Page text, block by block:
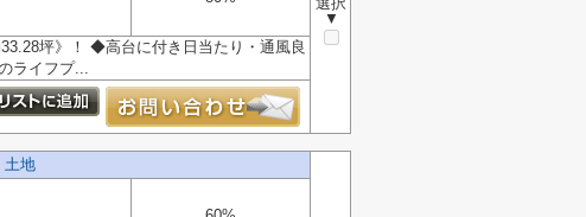
▼
坪》！ ◆高台に付き日当たり・通風良
ライフプ...
地